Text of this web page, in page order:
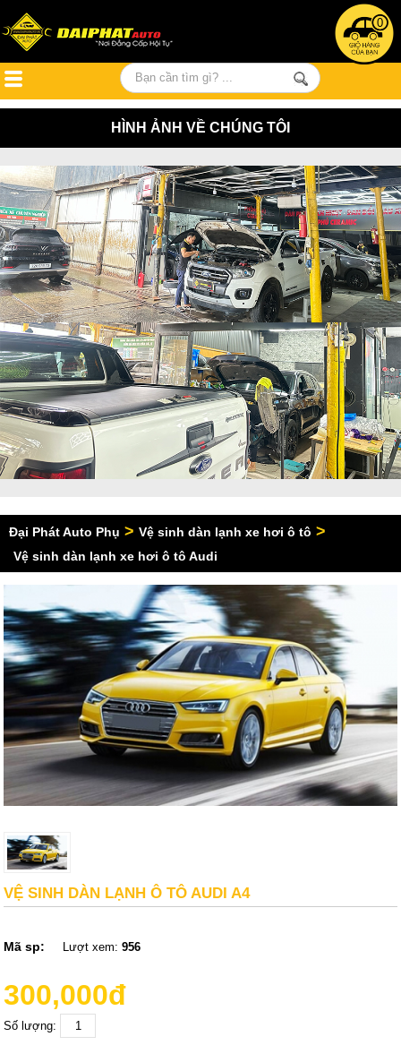
0
HÌNH ẢNH VỀ CHÚNG TÔI
Đại Phát Auto Phụ > Vệ sinh dàn lạnh xe hơi ô tô >
Vệ sinh dàn lạnh xe hơi ô tô Audi
VỆ SINH DÀN LẠNH Ô TÔ AUDI A4
Mã sp: Lượt xem:956
300,000đ
Số lượng: